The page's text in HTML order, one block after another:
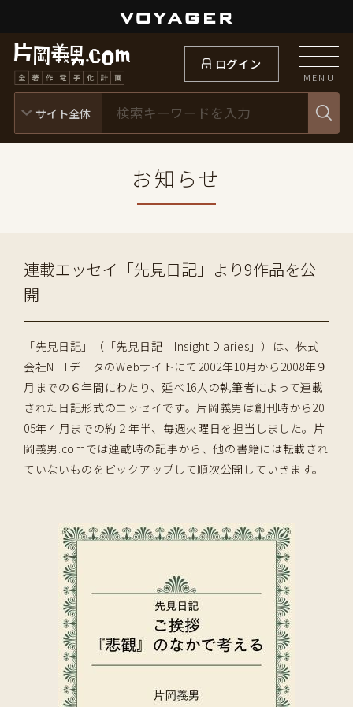
ログイン
MENU
お知らせ
連載エッセイ「先見日記」より9作品を公
開
「先見日記」（「先見日記 Insight Diaries」）は、株式
会社NTTデータのWebサイトにて2002年10月から2008年９
月までの６年間にわたり、延べ16人の執筆者によって連載
された日記形式のエッセイです。片岡義男は創刊時から20
05年４月までの約２年半、毎週火曜日を担当しました。片
岡義男.comでは連載時の記事から、他の書籍には転載され
ていないものをピックアップして順次公開していきます。